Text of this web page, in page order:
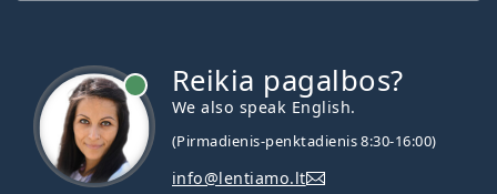
Reikia pagalbos?
We also speak English.
(Pirmadienis-penktadienis 8:30-16:00)
info@lentiamo.lt